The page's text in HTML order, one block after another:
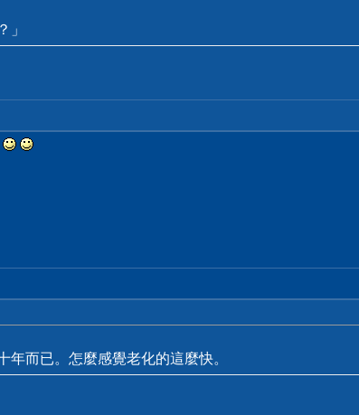
」
而已。怎麼感覺老化的這麼快。